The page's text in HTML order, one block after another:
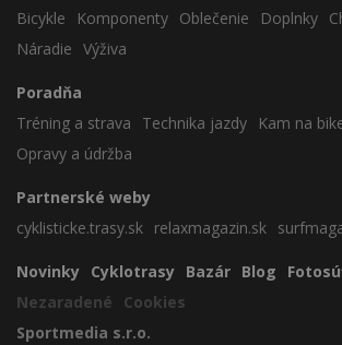
Bicykle
Komponenty Oblečenie Doplnky
Náradie Výživa
Poradňa
Tréning a strava
Technika jazdy
Kam na
Opravy a údržba
Partnerské weby
cyklisticke.trasy.sk relaxmagazin.sk
Novinky Cyklotrasy Bazár Blog
Nezaradené
Cookies
Sportmedia s.r.o.